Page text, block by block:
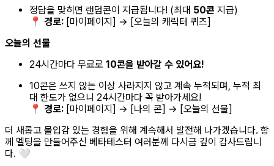
정답을 맞히면 랜덤콘이 지급됩니다! (최대 50콘 지급)
📍 경로: [마이페이지] → [오늘의 캐릭터 퀴즈]
오늘의 선물
24시간마다 무료로 10콘을 받아갈 수 있어요!
10콘은 쓰지 않는 이상 사라지지 않고 계속 누적되며, 누적 최
대 한도가 없으니 24시간마다 꼭 받아가세요!
📍 경로: [마이페이지] → [나의 콘] → [오늘의 선물]
더 새롭고 몰입감 있는 경험을 위해 계속해서 발전해 나가겠습니다. 함
께 멜팅을 만들어주신 베타테스터 여러분께 다시금 깊이 감사드립니
다. 🤍